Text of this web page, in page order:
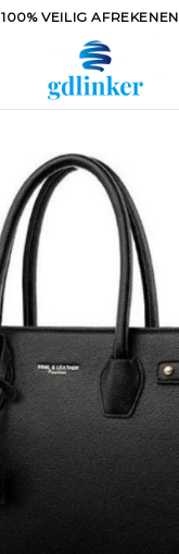
100% VEILIG AFREKENEN